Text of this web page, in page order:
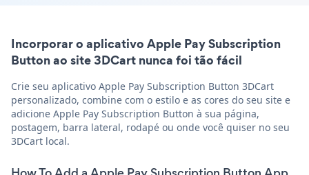
Incorporar o aplicativo Apple Pay Subscription
Button ao site 3DCart nunca foi tão fácil
Crie seu aplicativo Apple Pay Subscription Button 3DCart
personalizado, combine com o estilo e as cores do seu site e
adicione Apple Pay Subscription Button à sua página,
postagem, barra lateral, rodapé ou onde você quiser no seu
3DCart local.